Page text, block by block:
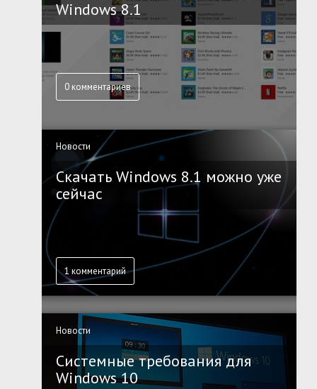
Windows 8.1
0 комментариев
Новости
Скачать Windows 8.1 можно уже
сейчас
1 комментарий
Новости
Системные требования для
Windows 10